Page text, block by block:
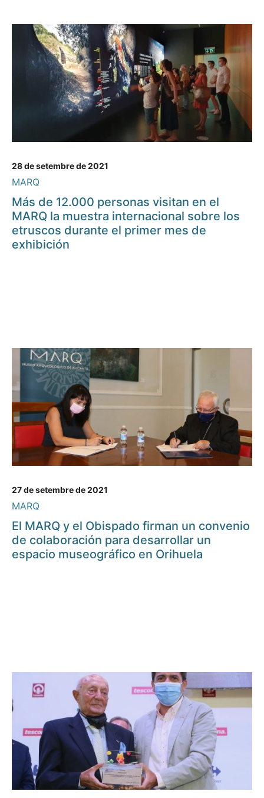
28 de setembre de 2021
MARQ
Más de 12.000 personas visitan en el
MARQ la muestra internacional sobre los
etruscos durante el primer mes de
exhibición
27 de setembre de 2021
MARQ
El MARQ y el Obispado firman un convenio
de colaboración para desarrollar un
espacio museográfico en Orihuela